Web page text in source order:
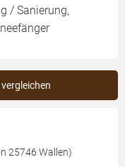
/ Sanierung,
25746 Wallen)